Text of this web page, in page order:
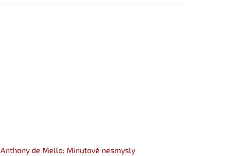
Anthony de Mello: Minutové nesmysly